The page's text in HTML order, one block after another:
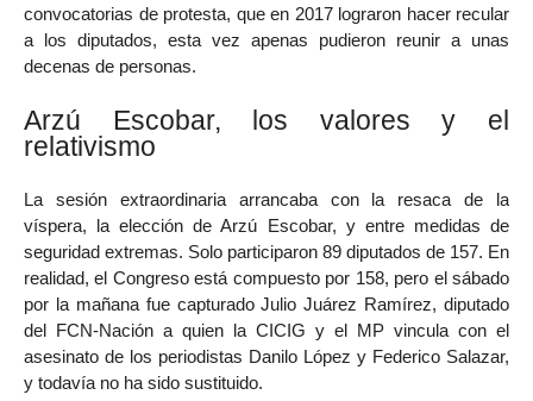
convocatorias de protesta, que en 2017 lograron hacer recular
a los diputados, esta vez apenas pudieron reunir a unas
decenas de personas.
Arzú Escobar, los valores y el
relativismo
La sesión extraordinaria arrancaba con la resaca de la
víspera, la elección de Arzú Escobar, y entre medidas de
seguridad extremas. Solo participaron 89 diputados de 157. En
realidad, el Congreso está compuesto por 158, pero el sábado
por la mañana fue capturado Julio Juárez Ramírez, diputado
del FCN-Nación a quien la CICIG y el MP vincula con el
asesinato de los periodistas Danilo López y Federico Salazar,
y todavía no ha sido sustituido.